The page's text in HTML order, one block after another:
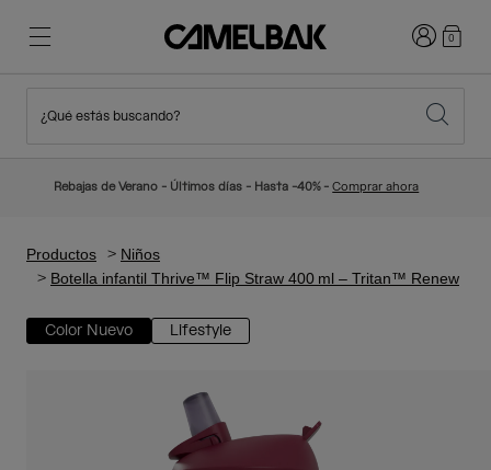
Novedades
Mochilas Hidratación
Senderismo
Esquí y snowboard
Adiós a los desechables
Iniciar0
¿Qué estás buscando?
Rebajas de Verano - Últimos días - Hasta -40% -Comprar ahora
Productos
Niños
Botella infantil Thrive™ Flip Straw 400 ml – Tritan™ Renew
Color Nuevo Lifestyle